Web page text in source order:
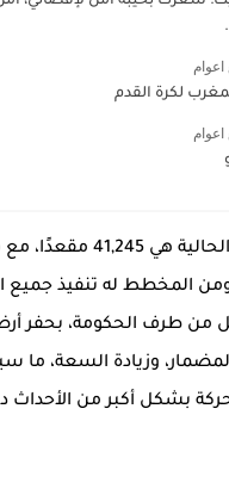
لكرة القدم
سعة الملعب الحالية
المخطط له تنفيذ جميع
من طرف الحكومة، بحفر
المضمار، وزيادة السعة،
بشكل أكبر من الأحداث